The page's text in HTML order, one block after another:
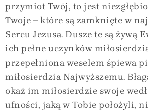
przymiot Twój, to jest
Twoje – które są zamknięte w
Sercu Jezusa. Dusze te są żywą
ich pełne uczynków
przepełniona weselem śpiewa
miłosierdzia Najwyższemu.
okaż im miłosierdzie swoje
ufności, jaką w Tobie położyli,